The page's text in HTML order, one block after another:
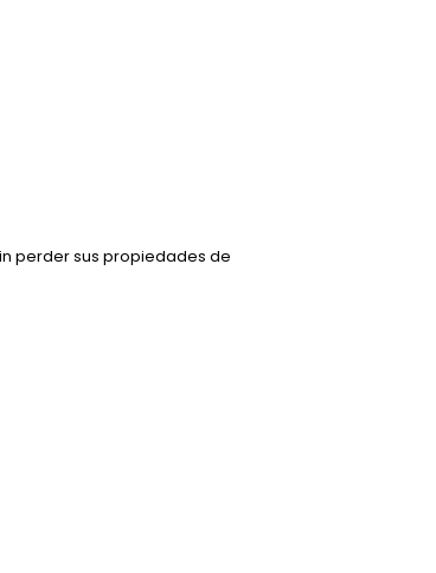
perder sus propiedades de